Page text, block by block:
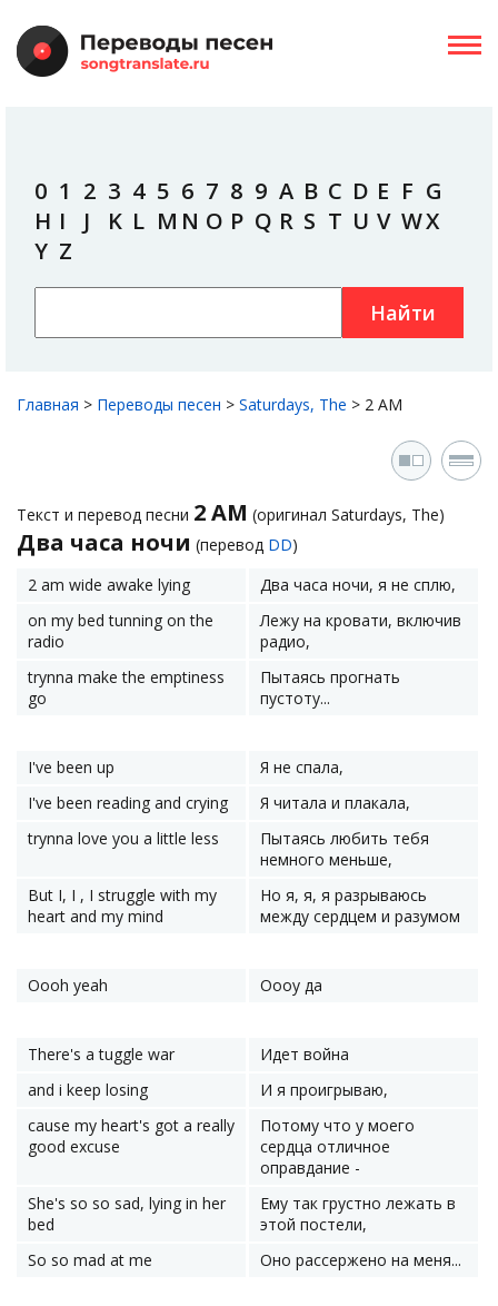
0 1 2 3 4 5 6 7 8 9 A B C D E F G
H I J K L M N O P Q R S T U V WX
Y Z
Найти
Главная > Переводы песен > Saturdays, The > 2 AM
Текст и перевод песни 2 AM (оригинал Saturdays, The)
Два часа ночи (перевод DD)
2 am wide awake lying
Два часа ночи, я не сплю,
on my bed tunning on the
radio
Лежу на кровати, включив
радио,
trynna make the emptiness
go
Пытаясь прогнать
пустоту...
I've been up
Я не спала,
I've been reading and crying
Я читала и плакала,
trynna love you a little less
Пытаясь любить тебя
немного меньше,
But I, I , I struggle with my
heart and my mind
Но я, я, я разрываюсь
между сердцем и разумом
Oooh yeah Оооу да
There's a tuggle war
Идет война
and i keep losing
И я проигрываю,
cause my heart's got a really
good excuse
Потому что у моего
сердца отличное
оправдание -
She's so so sad, lying in her
bed
Ему так грустно лежать в
этой постели,
So so mad at me
Оно рассержено на меня...